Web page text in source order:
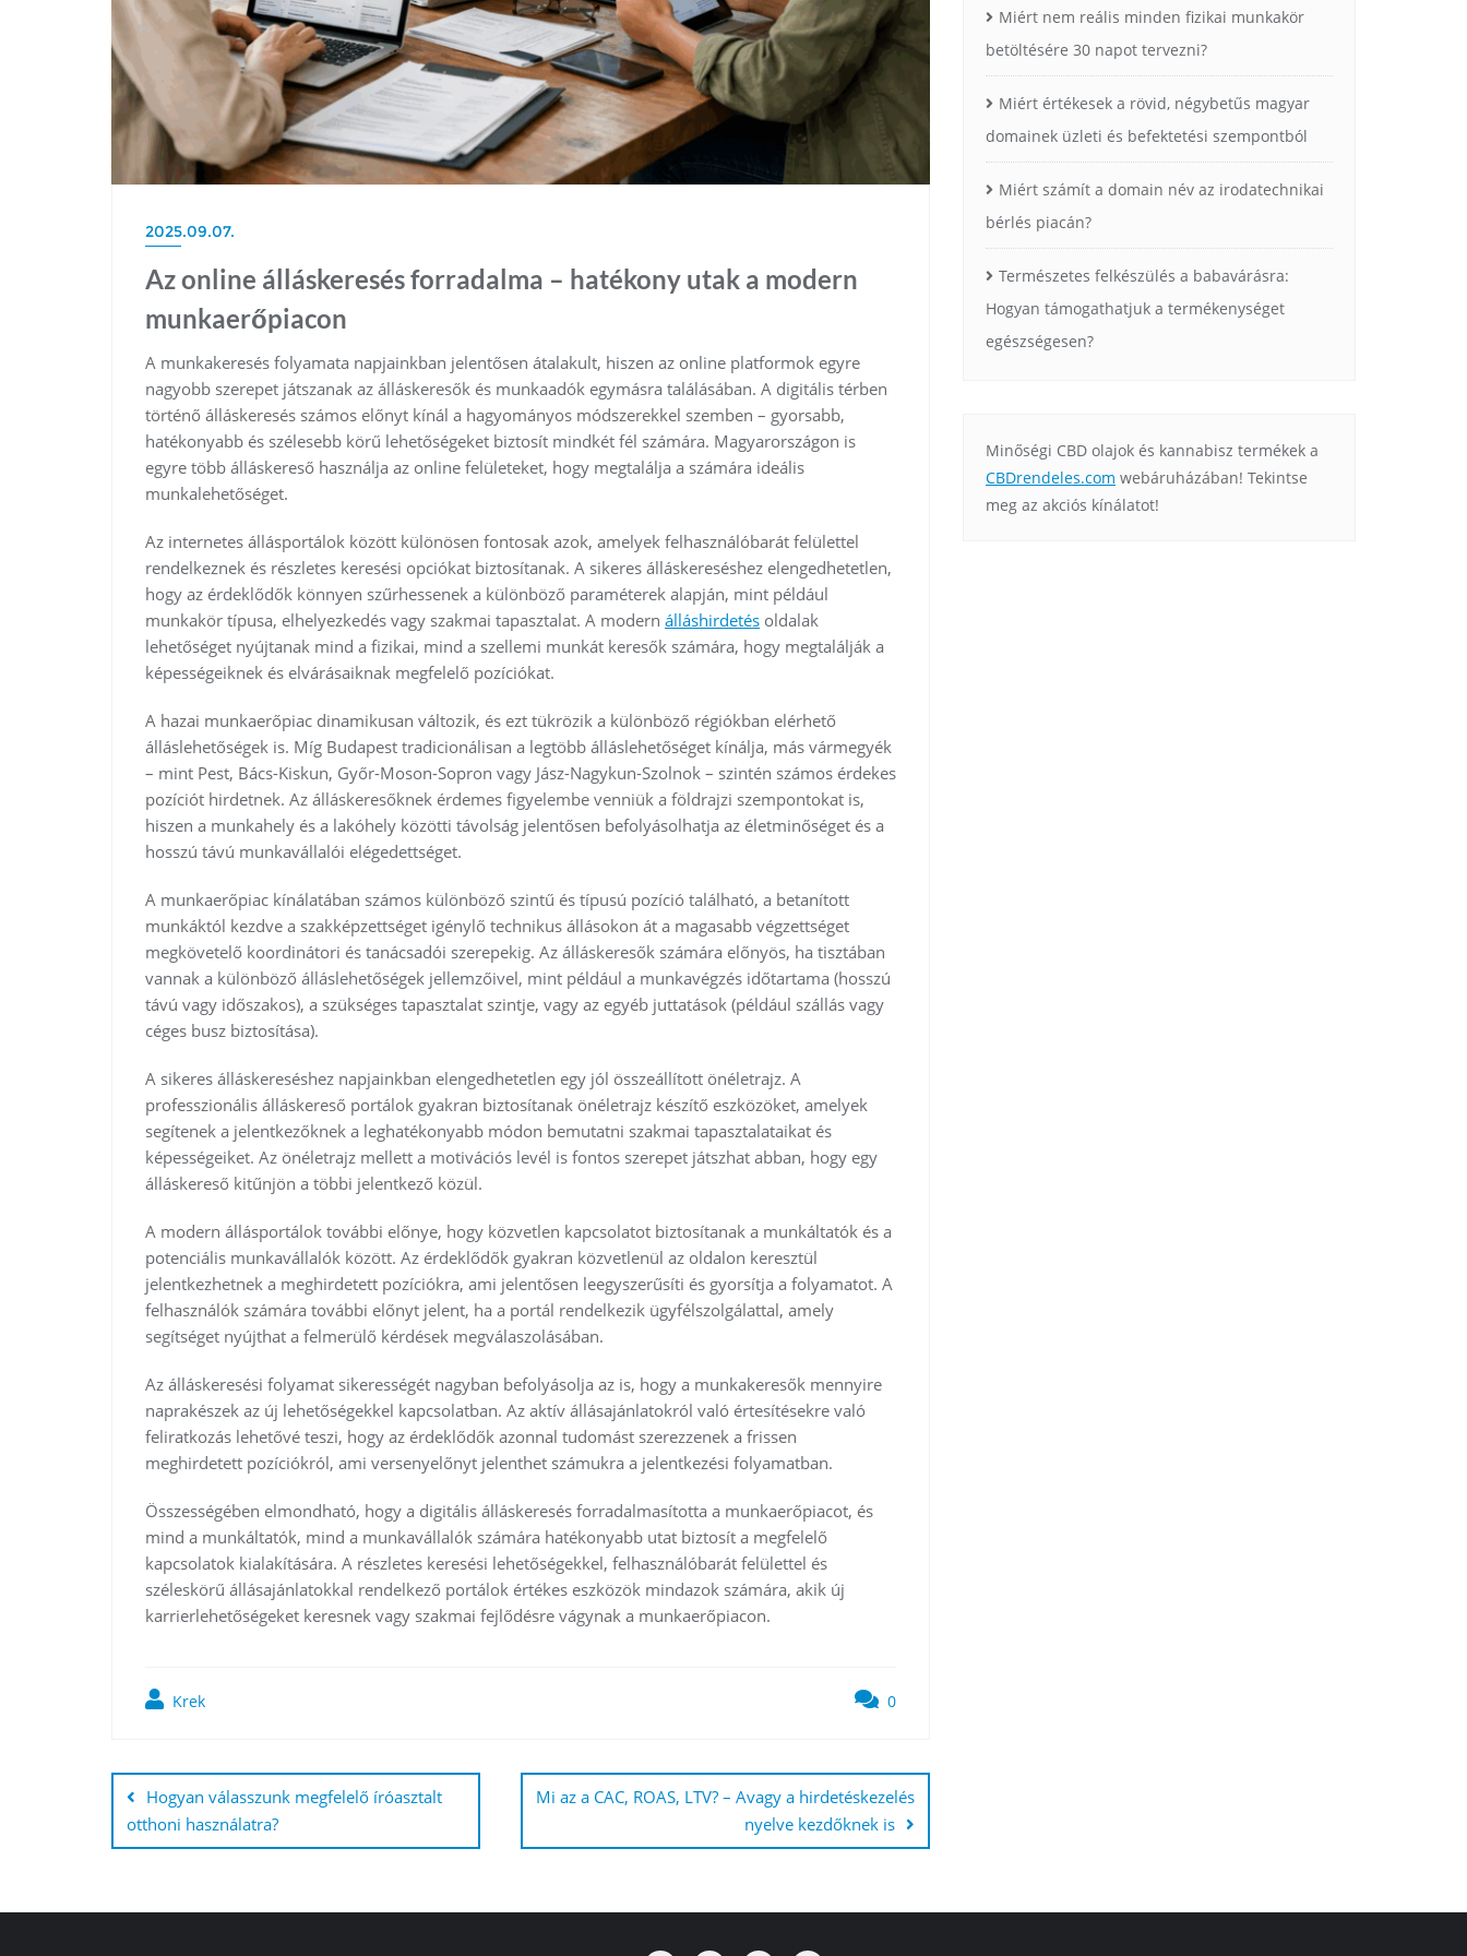
2025.09.07.
Az online álláskeresés forradalma – hatékony utak a modern
munkaerőpiacon
A munkakeresés folyamata napjainkban jelentősen átalakult, hiszen az online platformok egyre
nagyobb szerepet játszanak az álláskeresők és munkaadók egymásra találásában. A digitális térben
történő álláskeresés számos előnyt kínál a hagyományos módszerekkel szemben – gyorsabb,
hatékonyabb és szélesebb körű lehetőségeket biztosít mindkét fél számára. Magyarországon is
egyre több álláskereső használja az online felületeket, hogy megtalálja a számára ideális
munkalehetőséget.
Az internetes állásportálok között különösen fontosak azok, amelyek felhasználóbarát felülettel
rendelkeznek és részletes keresési opciókat biztosítanak. A sikeres álláskereséshez elengedhetetlen,
hogy az érdeklődők könnyen szűrhessenek a különböző paraméterek alapján, mint például
munkakör típusa, elhelyezkedés vagy szakmai tapasztalat. A modern álláshirdetés oldalak
lehetőséget nyújtanak mind a fizikai, mind a szellemi munkát keresők számára, hogy megtalálják a
képességeiknek és elvárásaiknak megfelelő pozíciókat.
A hazai munkaerőpiac dinamikusan változik, és ezt tükrözik a különböző régiókban elérhető
álláslehetőségek is. Míg Budapest tradicionálisan a legtöbb álláslehetőséget kínálja, más vármegyék
– mint Pest, Bács-Kiskun, Győr-Moson-Sopron vagy Jász-Nagykun-Szolnok – szintén számos érdekes
pozíciót hirdetnek. Az álláskeresőknek érdemes figyelembe venniük a földrajzi szempontokat is,
hiszen a munkahely és a lakóhely közötti távolság jelentősen befolyásolhatja az életminőséget és a
hosszú távú munkavállalói elégedettséget.
A munkaerőpiac kínálatában számos különböző szintű és típusú pozíció található, a betanított
munkáktól kezdve a szakképzettséget igénylő technikus állásokon át a magasabb végzettséget
megkövetelő koordinátori és tanácsadói szerepekig. Az álláskeresők számára előnyös, ha tisztában
vannak a különböző álláslehetőségek jellemzőivel, mint például a munkavégzés időtartama (hosszú
távú vagy időszakos), a szükséges tapasztalat szintje, vagy az egyéb juttatások (például szállás vagy
céges busz biztosítása).
A sikeres álláskereséshez napjainkban elengedhetetlen egy jól összeállított önéletrajz. A
professzionális álláskereső portálok gyakran biztosítanak önéletrajz készítő eszközöket, amelyek
segítenek a jelentkezőknek a leghatékonyabb módon bemutatni szakmai tapasztalataikat és
képességeiket. Az önéletrajz mellett a motivációs levél is fontos szerepet játszhat abban, hogy egy
álláskereső kitűnjön a többi jelentkező közül.
A modern állásportálok további előnye, hogy közvetlen kapcsolatot biztosítanak a munkáltatók és a
potenciális munkavállalók között. Az érdeklődők gyakran közvetlenül az oldalon keresztül
jelentkezhetnek a meghirdetett pozíciókra, ami jelentősen leegyszerűsíti és gyorsítja a folyamatot. A
felhasználók számára további előnyt jelent, ha a portál rendelkezik ügyfélszolgálattal, amely
segítséget nyújthat a felmerülő kérdések megválaszolásában.
Az álláskeresési folyamat sikerességét nagyban befolyásolja az is, hogy a munkakeresők mennyire
naprakészek az új lehetőségekkel kapcsolatban. Az aktív állásajánlatokról való értesítésekre való
feliratkozás lehetővé teszi, hogy az érdeklődők azonnal tudomást szerezzenek a frissen
meghirdetett pozíciókról, ami versenyelőnyt jelenthet számukra a jelentkezési folyamatban.
Összességében elmondható, hogy a digitális álláskeresés forradalmasította a munkaerőpiacot, és
mind a munkáltatók, mind a munkavállalók számára hatékonyabb utat biztosít a megfelelő
kapcsolatok kialakítására. A részletes keresési lehetőségekkel, felhasználóbarát felülettel és
széleskörű állásajánlatokkal rendelkező portálok értékes eszközök mindazok számára, akik új
karrierlehetőségeket keresnek vagy szakmai fejlődésre vágynak a munkaerőpiacon.
Krek 0
Bejegyzés
navigáció
Hogyan válasszunk megfelelő íróasztalt
otthoni használatra?
Mi az a CAC, ROAS, LTV? – Avagy a hirdetéskezelés
nyelve kezdőknek is
Miért nem reális minden fizikai munkakör
betöltésére 30 napot tervezni?
Miért értékesek a rövid, négybetűs magyar
domainek üzleti és befektetési szempontból
Miért számít a domain név az irodatechnikai
bérlés piacán?
Természetes felkészülés a babavárásra:
Hogyan támogathatjuk a termékenységet
egészségesen?
Minőségi CBD olajok és kannabisz termékek a
CBDrendeles.com webáruházában! Tekintse
meg az akciós kínálatot!